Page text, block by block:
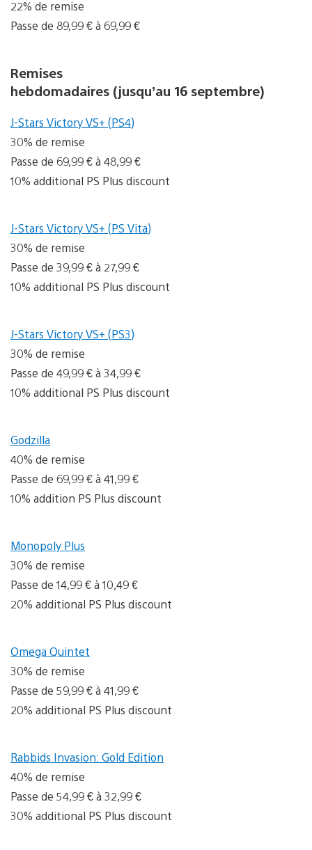
22% de remise
Passe de 89,99 € à 69,99 €
Remises
hebdomadaires (jusqu’au 16 septembre)
J-Stars Victory VS+ (PS4)
30% de remise
Passe de 69,99 € à 48,99 €
10% additional PS Plus discount
J-Stars Victory VS+ (PS Vita)
30% de remise
Passe de 39,99 € à 27,99 €
10% additional PS Plus discount
J-Stars Victory VS+ (PS3)
30% de remise
Passe de 49,99 € à 34,99 €
10% additional PS Plus discount
Godzilla
40% de remise
Passe de 69,99 € à 41,99 €
10% addition PS Plus discount
Monopoly Plus
30% de remise
Passe de 14,99 € à 10,49 €
20% additional PS Plus discount
Omega Quintet
30% de remise
Passe de 59,99 € à 41,99 €
20% additional PS Plus discount
Rabbids Invasion: Gold Edition
40% de remise
Passe de 54,99 € à 32,99 €
30% additional PS Plus discount